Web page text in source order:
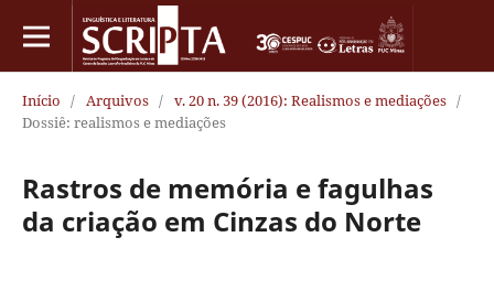
Início / Arquivos / v. 20 n. 39 (2016): Realismos e mediações /
Dossiê: realismos e mediações
Rastros de memória e fagulhas
da criação em Cinzas do Norte